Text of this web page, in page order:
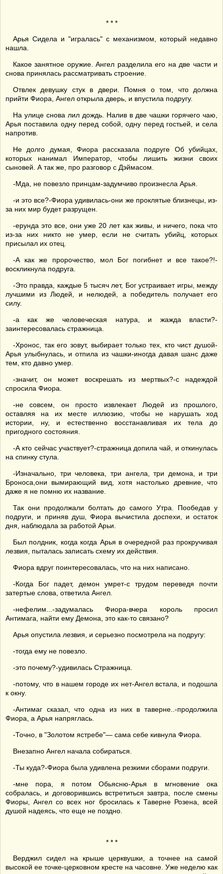
* * *
Арья Сидела и "игралась" с механизмом, который недавно
нашла.
Какое занятное оружие. Ангел разделила его на две части и
снова принялась рассматривать строение.
Отвлек девушку стук в двери. Помня о том, что должна
прийти Фиора, Ангел открыла дверь, и впустила подругу.
На улице снова лил дождь. Налив в две чашки горячего чаю,
Арья поставила одну перед собой, одну перед гостьей, и села
напротив.
Не долго думая, Фиора рассказала подруге Об убийцах,
которых нанимал Император, чтобы лишить жизни своих
сыновей. А так же, про разговор с Дэймасом.
-Мда, не повезло принцам-задумчиво произнесла Арья.
-и это все?-Фиора удивилась-они же проклятые близнецы, из-
за них мир будет разрущен.
-ерунда это все, они уже 20 лет как живы, и ничего, пока что
из-за них никто не умер, если не считать убийц, которых
присылал их отец.
-А как же пророчество, мол Бог погибнет и все такое?!-
воскликнула подруга.
-Это правда, каждые 5 тысяч лет, Бог устраивает игры, между
лучшими из Людей, и нелюдей, а победитель получает его
силу.
-а как же человеческая натура, и жажда власти?-
заинтересовалась стражница.
-Хронос, так его зовут, выбирает только тех, кто чист душой-
Арья улыбнулась, и отпила из чашки-иногда давая шанс даже
тем, кто давно умер.
-значит, он может воскрешать из мертвых?-с надеждой
спросила Фиора.
-не совсем, он просто извлекает Людей из прошлого,
оставляя на их месте иллюзию, чтобы не нарушать ход
истории, ну, и естественно восстанавливая их тела до
пригодного состояния.
-А кто сейчас участвует?-стражница допила чай, и откинулась
на спинку стула.
-Изначально, три человека, три ангела, три демона, и три
Броноса,они вымирающий вид, хотя настолько древние, что
даже я не помню их название.
Так они продолжали болтать до самого Утра. Пообедав у
подруги, и приняв душ, Фиора вычистила доспехи, и остаток
дня, наблюдала за работой Арьи.
Был полдник, когда когда Арья в очередной раз прокручивая
лезвия, пыталась записать схему их действия.
Фиора вдруг поинтересовалась, что на них написано.
-Когда Бог падет, демон умрет-с трудом переведя почти
затертые слова, ответила Ангел.
-нефелим...-задумалась Фиора-вчера король просил
Антимага, найти ему Демона, это как-то связано?
Арья опустила лезвия, и серьезно посмотрела на подругу:
-тогда ему не повезло.
-это почему?-удивилась Стражница.
-потому, что в нашем городе их нет-Ангел встала, и подошла
к окну.
-Антимаг сказал, что одна из них в таверне..-продолжила
Фиора, а Арья напряглась.
-Точно, в "Золотом ястребе"— сама себе кивнула Фиора.
Внезапно Ангел начала собираться.
-Ты куда?-Фиора была удивлена резкими сборами подруги.
-мне пора, я потом Обьясню-Арья в мгновение ока
собралась, и договорившись встретиться завтра, после смены
Фиоры, Ангел со всех ног бросилась к Таверне Розена, всей
душой надеясь, что еще не поздно.
* * *
Верджил сидел на крыше церквушки, а точнее на самой
высокой ее точке-церковном кресте на часовне. Уже неделю как